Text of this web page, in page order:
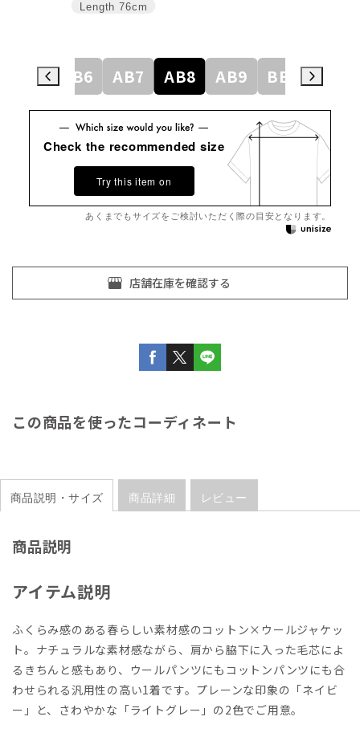
Length 76cm
AB6 AB7 AB8 AB9 BE3
Check the recommended size
Try this item on
あくまでもサイズをご検討いただく際の目安となります。
この商品を使ったコーディネート
商品説明・サイズ 商品詳細 レビュー
商品説明
アイテム説明
ふくらみ感のある春らしい素材感のコットン×ウールジャケッ
ト。ナチュラルな素材感ながら、肩から脇下に入った毛芯によ
るきちんと感もあり、ウールパンツにもコットンパンツにも合
わせられる汎用性の高い1着です。プレーンな印象の「ネイビ
ー」と、さわやかな「ライトグレー」の2色でご用意。